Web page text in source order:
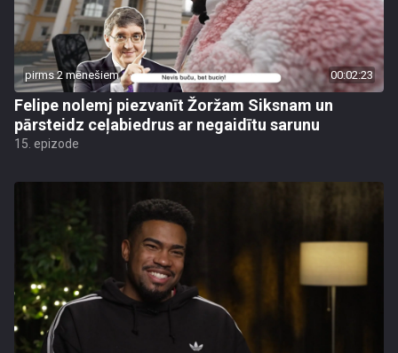
pirms 2 mēnešiem 00:02:23
Felipe nolemj piezvanīt Žoržam Siksnam un
pārsteidz ceļabiedrus ar negaidītu sarunu
15. epizode